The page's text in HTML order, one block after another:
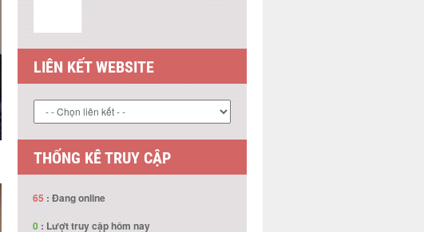
THỐNG KÊ TRUY CẬP
65: Đang online
: Lượt truy cập hôm nay
0: Tổng lượt truy cập